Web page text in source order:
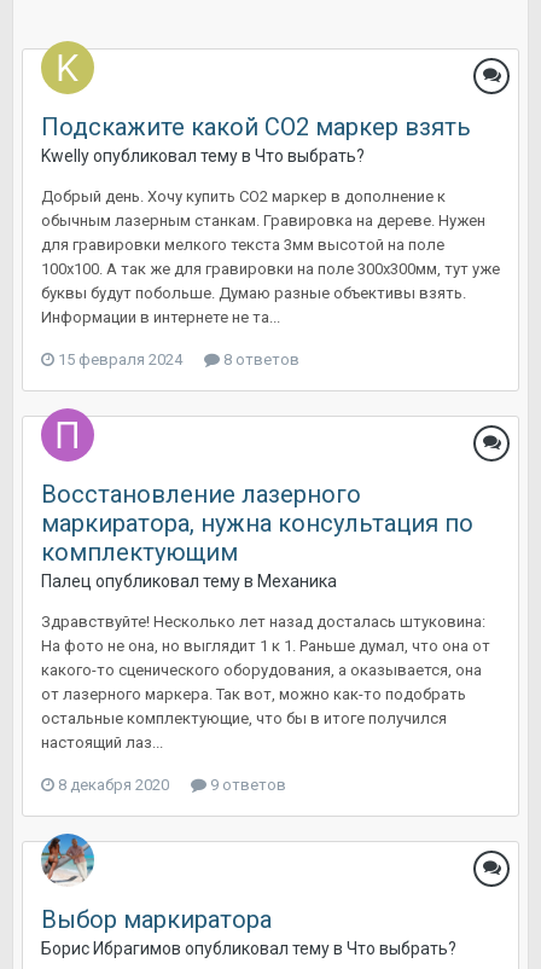
Подскажите какой СО2 маркер взять
Kwellyопубликовал тему в Что выбрать?
Добрый день. Хочу купить СО2 маркер в дополнение к
обычным лазерным станкам. Гравировка на дереве. Нужен
для гравировки мелкого текста 3мм высотой на поле
100х100. А так же для гравировки на поле 300х300мм, тут уже
буквы будут побольше. Думаю разные объективы взять.
Информации в интернете не та...
15 февраля 2024 8 ответов
Восстановление лазерного
маркиратора, нужна консультация по
комплектующим
Палец опубликовал тему в Механика
Здравствуйте! Несколько лет назад досталась штуковина:
На фото не она, но выглядит 1 к 1. Раньше думал, что она от
какого-то сценического оборудования, а оказывается, она
от лазерного маркера. Так вот, можно как-то подобрать
остальные комплектующие, что бы в итоге получился
настоящий лаз...
8 декабря 2020 9 ответов
Выбор маркиратора
Борис Ибрагимов опубликовал тему в Что выбрать?